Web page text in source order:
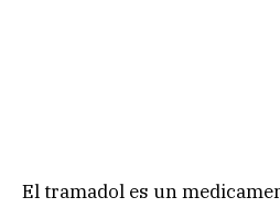
El tramadol es un